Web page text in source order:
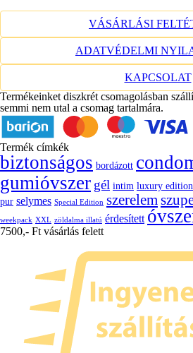
VÁSÁRLÁSI
ADATVÉDELMI
KAPCSOLAT
Termékeinket diszkrét csomagolásban
semmi nem utal a csomag tartalmára.
Termék címkék
biztonságos bordázott
gumióvszer gél intim luxury edition
pur selymes Special Edition szerelem
weekpack XXL zöldalma illatú érdesített
7500,- Ft vásárlás felett